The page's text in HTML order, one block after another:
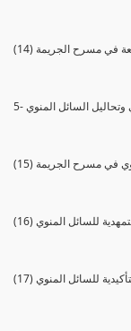
في مسرح الجريمة
وتحاليل السائل المنوي
في مسرح الجريمة
التمهدية للسائل المنوي
التأكيدية للسائل المنوي